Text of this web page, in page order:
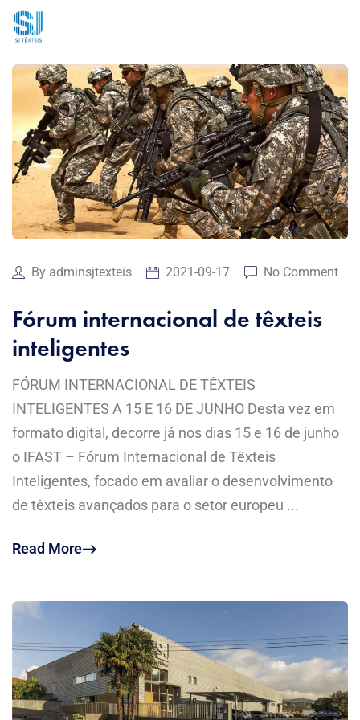
By adminsjtexteis 2021-09-17 No Comment
Fórum internacional de têxteis
inteligentes
FÓRUM INTERNACIONAL DE TÊXTEIS
INTELIGENTES A 15 E 16 DE JUNHO Desta vez em
formato digital, decorre já nos dias 15 e 16 de junho
o IFAST – Fórum Internacional de Têxteis
Inteligentes, focado em avaliar o desenvolvimento
de têxteis avançados para o setor europeu ...
Read More